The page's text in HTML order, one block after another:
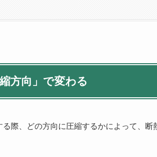
方向」で変わる
際、どの方向に圧縮するかによって、断